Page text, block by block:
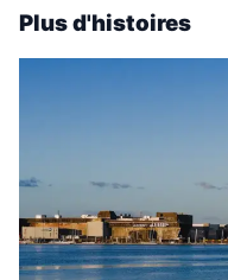
Plus d'histoires